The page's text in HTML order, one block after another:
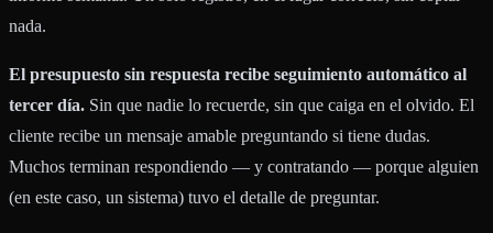
nada.
El presupuesto sin respuesta recibe seguimiento automático al
tercer día. Sin que nadie lo recuerde, sin que caiga en el olvido. El
cliente recibe un mensaje amable preguntando si tiene dudas.
Muchos terminan respondiendo — y contratando — porque alguien
(en este caso, un sistema) tuvo el detalle de preguntar.